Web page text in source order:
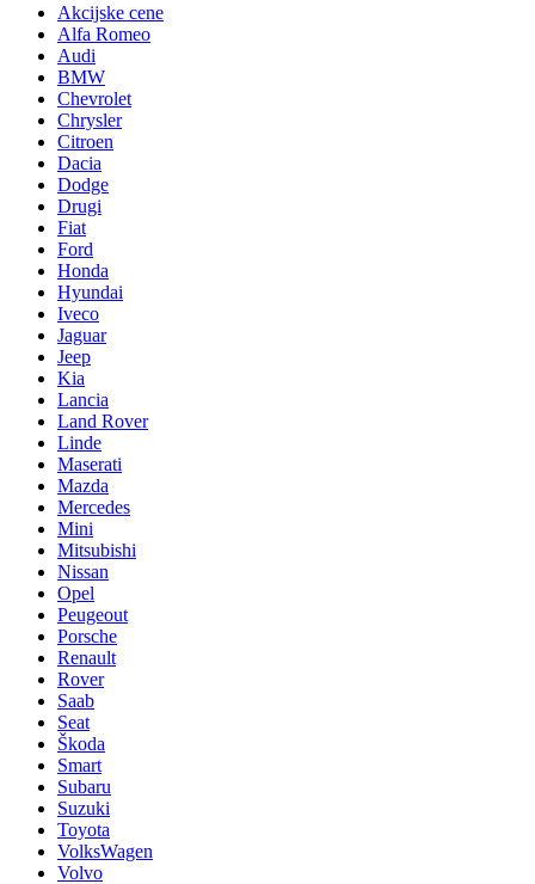
Akcijske cene
Alfa Romeo
Audi
BMW
Chevrolet
Chrysler
Citroen
Dacia
Dodge
Drugi
Fiat
Ford
Honda
Hyundai
Iveco
Jaguar
Jeep
Kia
Lancia
Land Rover
Linde
Maserati
Mazda
Mercedes
Mini
Mitsubishi
Nissan
Opel
Peugeout
Porsche
Renault
Rover
Saab
Seat
Škoda
Smart
Subaru
Suzuki
Toyota
VolksWagen
Volvo